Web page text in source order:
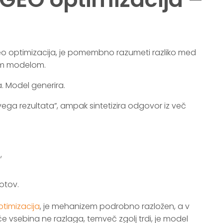
optimizacija, je pomembno razumeti razliko med
modelom.
Model generira.
rezultata”, ampak sintetizira odgovor iz več
, je mehanizem podrobno razložen, a v
vsebina ne razlaga, temveč zgolj trdi, je model